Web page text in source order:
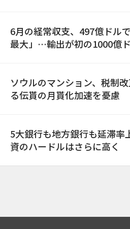
6月の経常収支、497億ドル
最大」…輸出が初の1000億
ソウルのマンション、税制
る伝貰の月貰化加速を憂慮
5大銀行も地方銀行も延滞
資のハードルはさらに高く